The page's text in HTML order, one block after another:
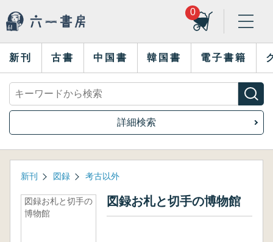
0
新刊 古書 中国書 韓国書 電子書籍
詳細検索
新刊 図録 考古以外
図録お札と切手の
博物館
図録お札と切手の博物館